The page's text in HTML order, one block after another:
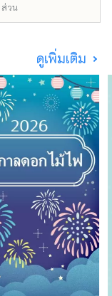
วน
ดูเพิ่มเติม